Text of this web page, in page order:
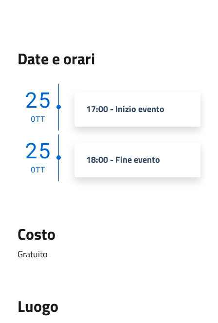
Date e orari
25
OTT
17:00 - Inizio evento
25
OTT
18:00 - Fine evento
Costo
Gratuito
Luogo